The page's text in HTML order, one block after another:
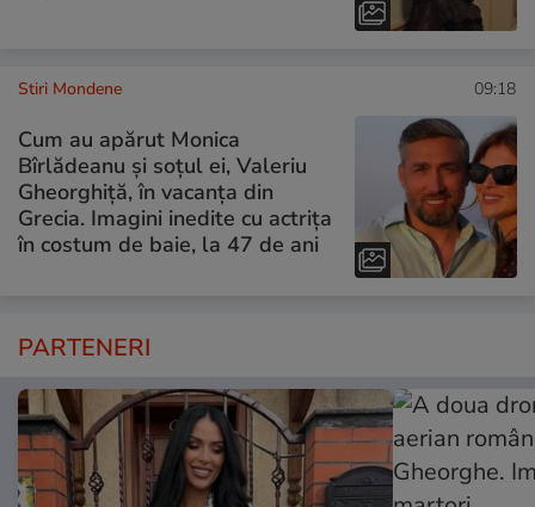
Stiri Mondene 09:18
Cum au apărut Monica
Bîrlădeanu și soțul ei, Valeriu
Gheorghiță, în vacanța din
Grecia. Imagini inedite cu actrița
în costum de baie, la 47 de ani
PARTENERI